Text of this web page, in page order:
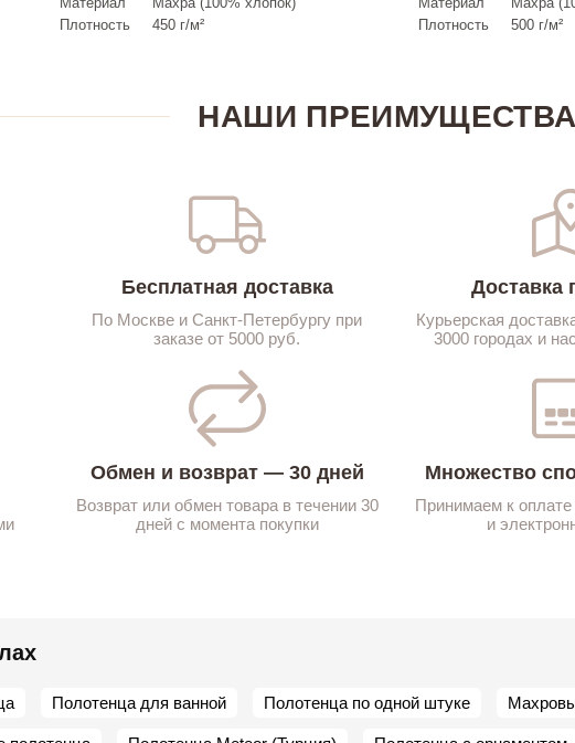
Плотность
450 г/м²
Плотность
500 г/м²
НАШИ ПРЕИМУЩЕСТВА
Бесплатная доставка
По Москве и Санкт-Петербургу при
заказе от 5000 руб.
Доставка
Курьерская
3000 городах и
Обмен и возврат — 30 дней
Возврат или обмен товара в течении 30
дней с момента покупки
Множество
Принимаем к
и
Полотенца для ванной Полотенца по одной штуке